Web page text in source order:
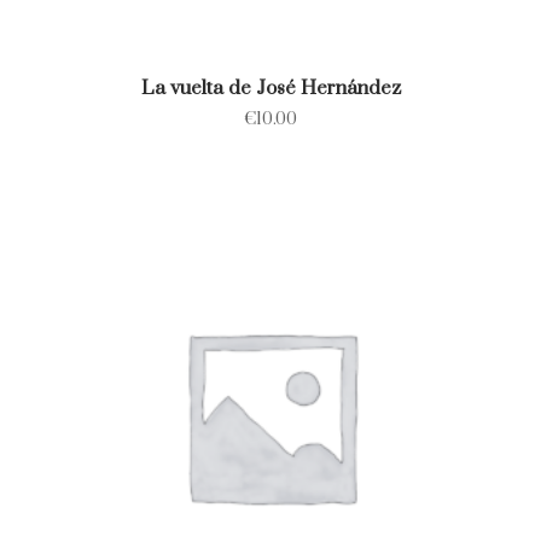
La vuelta de José Hernández
€10.00